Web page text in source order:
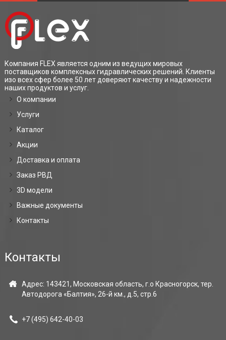
Компания FLEX является одним из ведущих мировых
поставщиков комплексных гидравлических решений. Клиенты
изо всех сфер более 50 лет доверяют качеству и надежности
наших продуктов и услуг.
О компании
Услуги
Каталог
Акции
Доставка и оплата
Заказ РВД
3D модели
Важные документы
Контакты
Контакты
Адрес: 143421, Московская область, г.о Красногорск, тер.
Автодорога «Балтия», 26-й км., д.5, стр.6
+7 (495) 642-40-03